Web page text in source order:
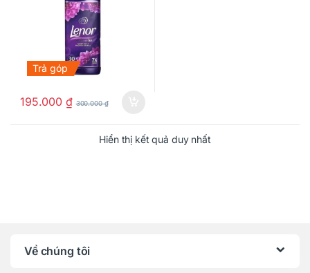
Trả góp
195.000 ₫ 300.000₫
Hiển thị kết quả duy nhất
Về chúng tôi